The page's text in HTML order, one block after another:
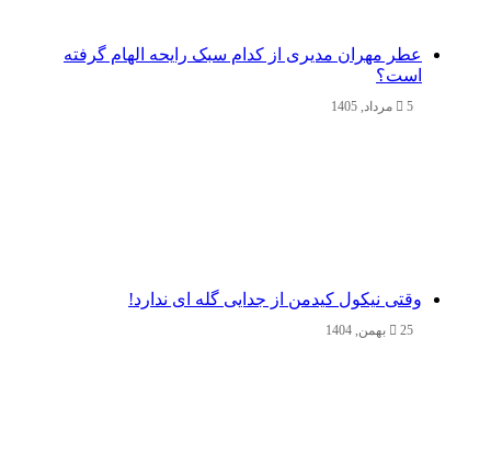
عطر مهران مدیری از کدام سبک رایحه الهام گرفته
است؟
5 مرداد, 1405
وقتی نیکول کیدمن از جدایی گله ای ندارد!
25 بهمن, 1404